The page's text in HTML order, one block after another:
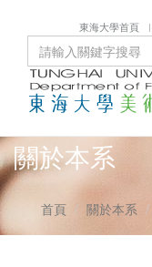
東海大學首頁
關於本系
首頁 關於本系